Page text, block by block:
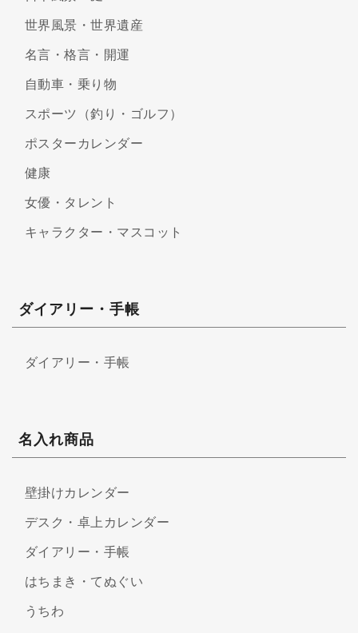
世界風景・世界遺産
名言・格言・開運
自動車・乗り物
スポーツ（釣り・ゴルフ）
ポスターカレンダー
健康
女優・タレント
キャラクター・マスコット
ダイアリー・手帳
ダイアリー・手帳
名入れ商品
壁掛けカレンダー
デスク・卓上カレンダー
ダイアリー・手帳
はちまき・てぬぐい
うちわ